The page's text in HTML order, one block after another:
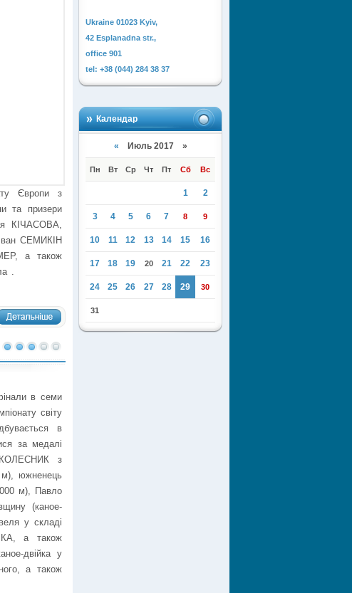
Ukraine 01023 Kyiv,
42 Esplanadna str.,
office 901
tel: +38 (044) 284 38 37
Календар
« Июль 2017 »
Пн Вт Ср Чт Пт Сб Вс
1 2
3 4 5 6 7 8 9
10 11 12 13 14 15 16
17 18 19 20 21 22 23
24 25 26 27 28 29 30
31
Європи з
та призери
КІЧАСОВА,
СЕМИКІН
а також
.
в семи
світу
в
за медалі
з
м), южненець
м), Павло
(каное-
у складі
а також
двійка у
а також